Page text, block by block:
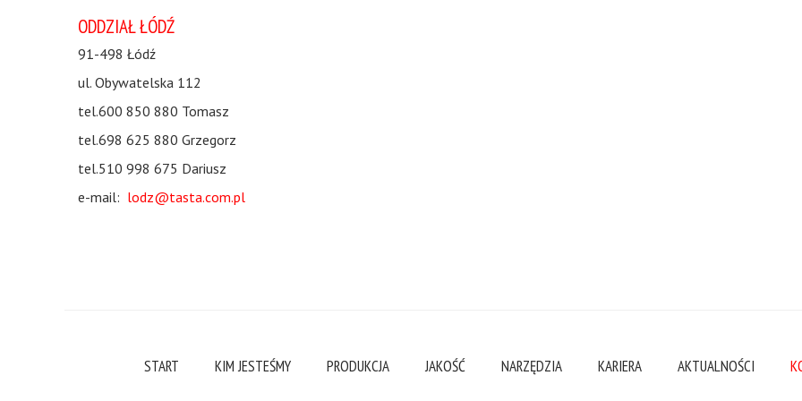
ODDZIAŁ ŁÓDŹ
91-498 Łódź
ul. Obywatelska 112
tel.600 850 880 Tomasz
tel.698 625 880 Grzegorz
tel.510 998 675 Dariusz
e-mail: lodz@tasta.com.pl
START KIM JESTEŚMY PRODUKCJA JAKOŚĆ NARZĘDZIA KARIERA AKTUALNOŚCI